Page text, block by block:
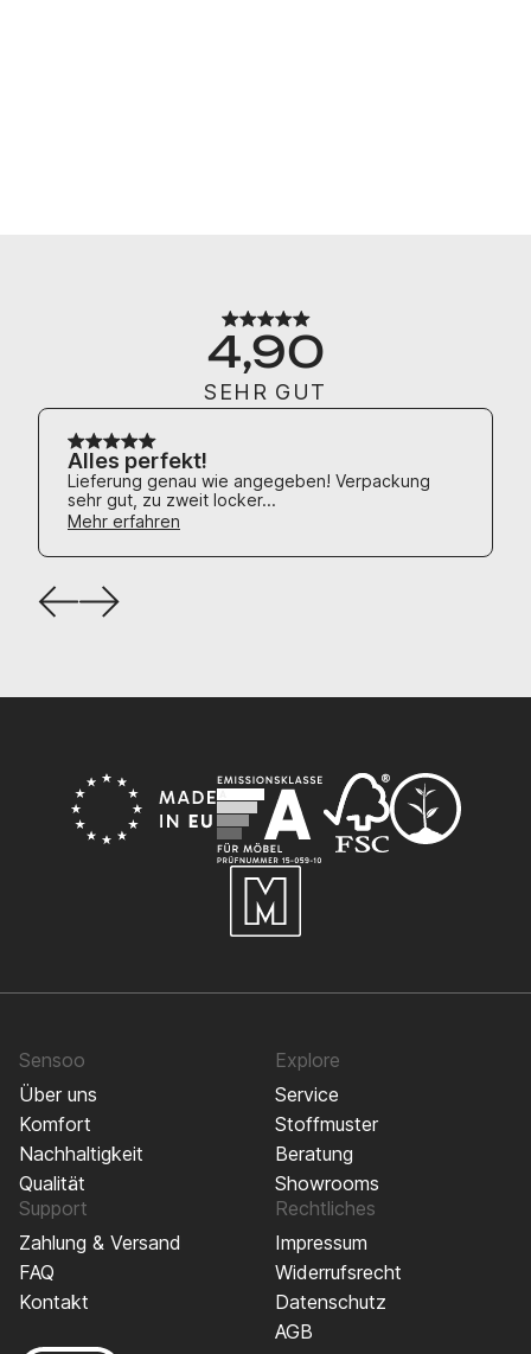
4,90
SEHR GUT
Alles perfekt!
Lieferung genau wie angegeben! Verpackung
sehr gut, zu zweit locker...
Mehr erfahren
Sensoo
Über uns
Komfort
Nachhaltigkeit
Qualität
Explore
Service
Stoffmuster
Beratung
Showrooms
Support
Zahlung & Versand
FAQ
Kontakt
Rechtliches
Impressum
Widerrufsrecht
Datenschutz
AGB